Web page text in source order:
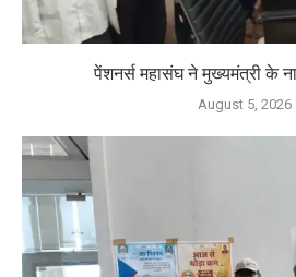
पेंशनर्स महासंघ ने मुख्यमंत्री के
August 5, 2026